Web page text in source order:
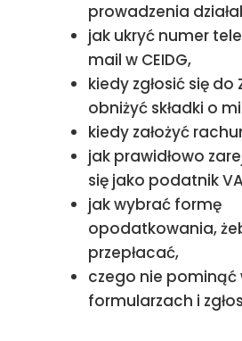
prowadzenia
jak ukryć numer
mail w CEIDG,
kiedy zgłosić się do
obniżyć składki o
kiedy założyć
jak prawidłowo
się jako podatnik
jak wybrać formę
opodatkowania,
przepłacać,
czego nie pominąć
formularzach i